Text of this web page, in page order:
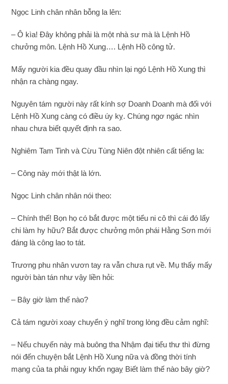
Ngọc Linh chân nhân bỗng la lên:
– Ô kìa! Đây không phải là một nhà sư mà là Lệnh Hồ
chưởng môn. Lệnh Hồ Xung…. Lệnh Hồ công tử.
Mấy người kia đều quay đầu nhìn lại ngó Lệnh Hồ Xung thì
nhận ra chàng ngay.
Nguyên tám người này rất kính sợ Doanh Doanh mà đối với
Lệnh Hồ Xung càng có điều úy kỵ. Chúng ngơ ngác nhìn
nhau chưa biết quyết định ra sao.
Nghiêm Tam Tinh và Cừu Tùng Niên đột nhiên cất tiếng la:
– Công này mới thật là lớn.
Ngọc Linh chân nhân nói theo:
– Chính thế! Bọn họ có bắt được một tiểu ni cô thì cái đó lấy
chi làm hy hữu? Bắt được chưởng môn phái Hằng Sơn mới
đáng là công lao to tát.
Trương phu nhân vươn tay ra vẫn chưa rụt về. Mụ thấy mấy
người bàn tán như vậy liền hỏi:
– Bây giờ làm thế nào?
Cả tám người xoay chuyển ý nghĩ trong lòng đều cảm nghĩ:
– Nếu chuyến này mà buông tha Nhậm đại tiểu thư thì đừng
nói đến chuyện bắt Lệnh Hồ Xung nữa và đồng thời tính
mạng của ta phải nguy khốn ngaỵ Biết làm thế nào bây giờ?